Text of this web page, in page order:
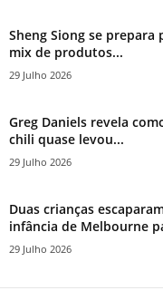
Sheng Siong se prepara
mix de produtos...
29 Julho 2026
Greg Daniels revela
chili quase levou...
29 Julho 2026
Duas crianças
infância de Melbourne
29 Julho 2026